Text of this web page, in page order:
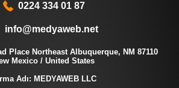
0224 334 01 87
info@medyaweb.net
Place Northeast Albuquerque, NM 87110
Mexico / United States
Adı: MEDYAWEB LLC